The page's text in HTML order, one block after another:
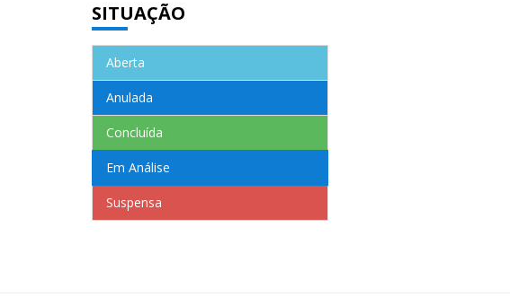
SITUAÇÃO
Aberta
Anulada
Concluída
Em Análise
Suspensa